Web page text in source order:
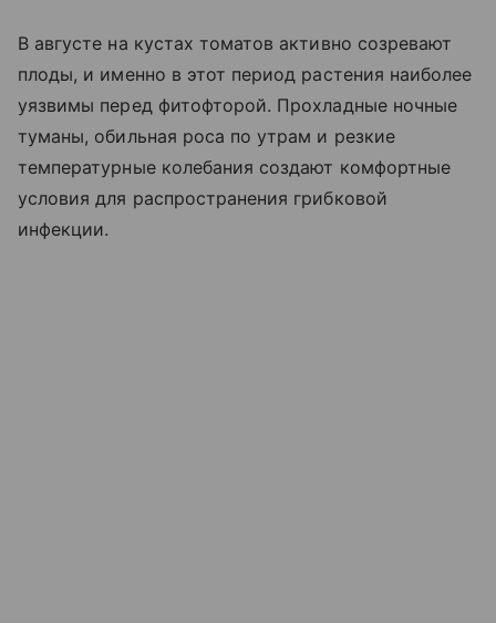
В августе на кустах томатов активно созревают
плоды, и именно в этот период растения наиболее
уязвимы перед фитофторой. Прохладные ночные
туманы, обильная роса по утрам и резкие
температурные колебания создают комфортные
условия для распространения грибковой
инфекции.